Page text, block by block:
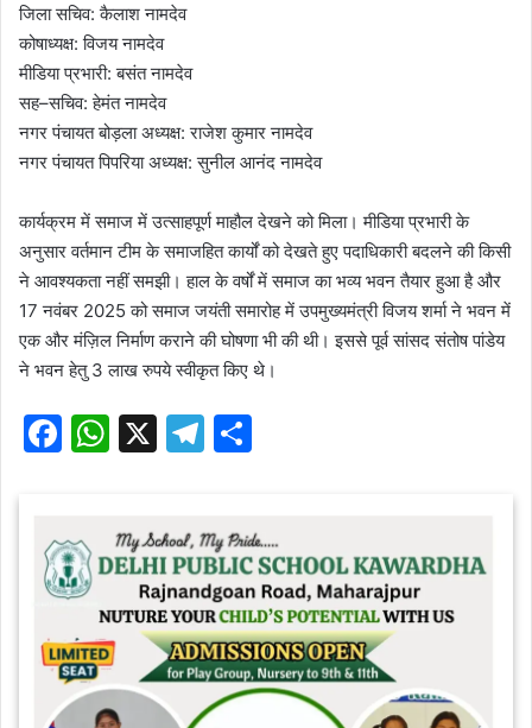
जिला सचिव: कैलाश नामदेव
कोषाध्यक्ष: विजय नामदेव
मीडिया प्रभारी: बसंत नामदेव
सह–सचिव: हेमंत नामदेव
नगर पंचायत बोड़ला अध्यक्ष: राजेश कुमार नामदेव
नगर पंचायत पिपरिया अध्यक्ष: सुनील आनंद नामदेव
कार्यक्रम में समाज में उत्साहपूर्ण माहौल देखने को मिला। मीडिया प्रभारी के
अनुसार वर्तमान टीम के समाजहित कार्यों को देखते हुए पदाधिकारी बदलने की किसी
ने आवश्यकता नहीं समझी। हाल के वर्षों में समाज का भव्य भवन तैयार हुआ है और
17 नवंबर 2025 को समाज जयंती समारोह में उपमुख्यमंत्री विजय शर्मा ने भवन में
एक और मंज़िल निर्माण कराने की घोषणा भी की थी। इससे पूर्व सांसद संतोष पांडेय
ने भवन हेतु 3 लाख रुपये स्वीकृत किए थे।
F
e
b
o
k
W
s
A
p
p
X
T
gr
a
m
e